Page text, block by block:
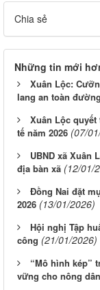
Chia sẻ
Những tin mới
Xuân Lộc:
lang an toàn
Xuân Lộc
tế năm 2026 (07/
UBND xã Xuân
địa bàn xã (12/01/
Đồng Nai đặt
2026 (13/01/2026)
Hội nghị Tập
công (21/01/2026)
“Mô hình kép”
vững cho nông dân